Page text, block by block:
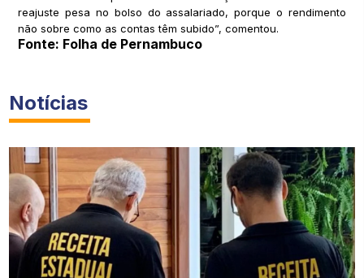
reajuste pesa no bolso do assalariado, porque o rendimento
não sobre como as contas têm subido”, comentou.
Fonte: Folha de Pernambuco
Notícias